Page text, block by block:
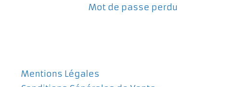
Mot de passe perdu
Mentions Légales